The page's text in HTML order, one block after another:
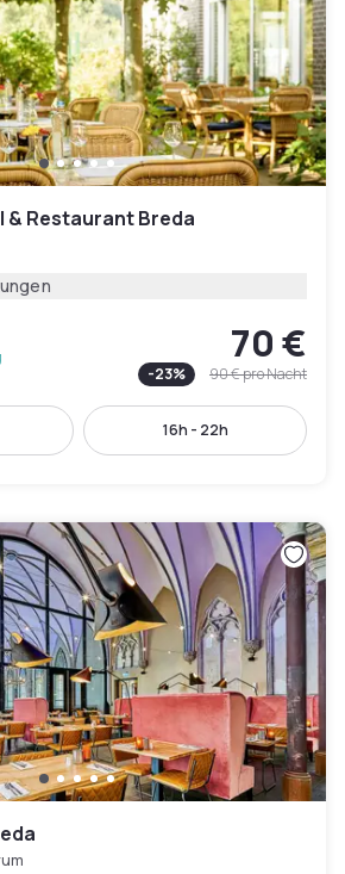
& Restaurant Breda
70 €
-23% 90 €pro Nacht
16h - 22h